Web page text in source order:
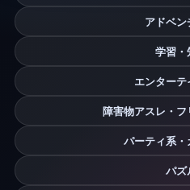
アドベン
学習・
エンターテ
障害物アスレ・
パーティ系
パズ